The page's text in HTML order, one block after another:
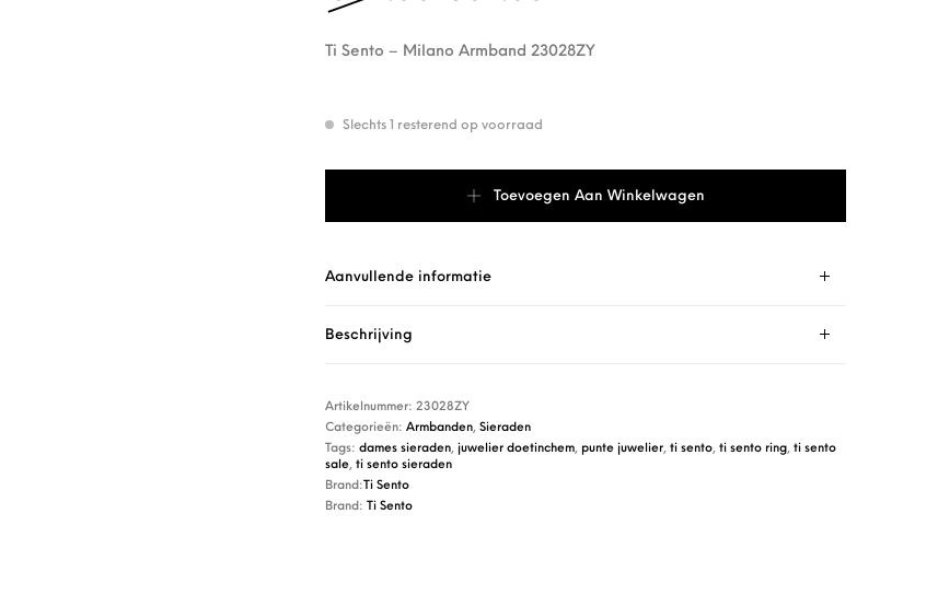
Ti Sento – Milano Armband 23028ZY
Slechts 1 resterend op voorraad
Toevoegen Aan Winkelwagen
Aanvullende informatie
Beschrijving
Artikelnummer: 23028ZY
Categorieën: Armbanden, Sieraden
Tags: dames sieraden, juwelier doetinchem, punte juwelier, ti sento, ti sento ring, ti sento
sale, ti sento sieraden
Brand: Ti Sento
Brand:
Ti Sento